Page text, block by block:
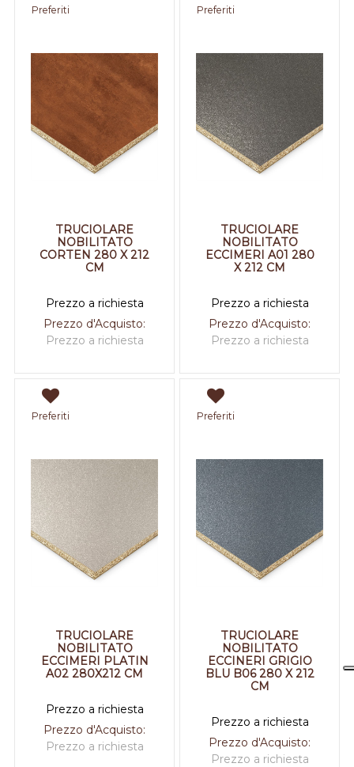
Preferiti
TRUCIOLARE
NOBILITATO
CORTEN 280 X 212
CM
Prezzo a richiesta
Prezzo d'Acquisto:
Prezzo a richiesta
Preferiti
TRUCIOLARE
NOBILITATO
ECCIMERI A01 280
X 212 CM
Prezzo a richiesta
Prezzo d'Acquisto:
Prezzo a richiesta
Preferiti
TRUCIOLARE
NOBILITATO
ECCIMERI PLATIN
A02 280X212 CM
Prezzo a richiesta
Prezzo d'Acquisto:
Prezzo a richiesta
Preferiti
TRUCIOLARE
NOBILITATO
ECCINERI GRIGIO
BLU B06 280 X 212
CM
Prezzo a richiesta
Prezzo d'Acquisto:
Prezzo a richiesta